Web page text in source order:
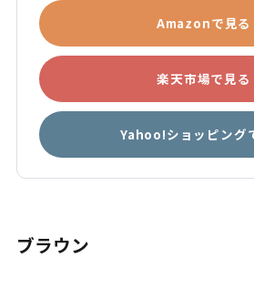
Amazonで見る
楽天市場で見る
Yahoo!ショッピング
ブラウン